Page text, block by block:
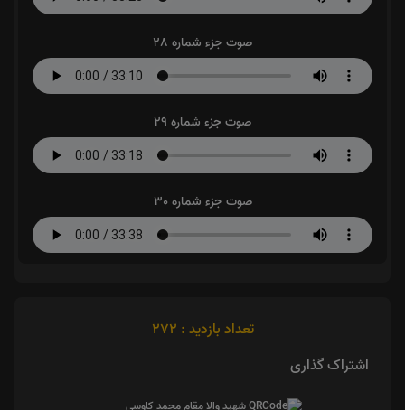
صوت جزء شماره 28
صوت جزء شماره 29
صوت جزء شماره 30
تعداد بازدید : 272
اشتراک گذاری